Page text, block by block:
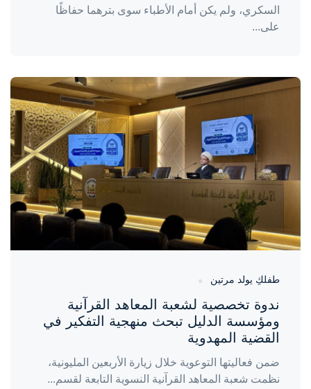
السكري، ولم يكن أمام الأطباء سوى بترهما حفاظًا
على...
واحة المرأة
طفلكِ يولد مرتين
ندوة تخصصية لشعبة المعاهد القرآنية
ومؤسسة الدليل تبحث منهجية التفكير في
القضية المهدوية
ضمن فعاليتها التوعوية خلال زيارة الأربعين المليونية،
نظمت شعبة المعاهد القرآنية النسوية التابعة لقسم...